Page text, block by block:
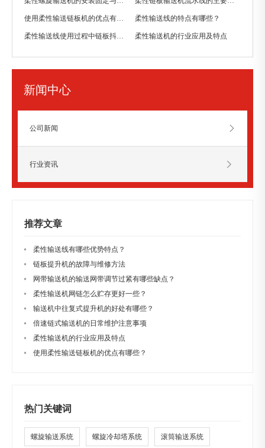
使用柔性输送链板机的优点有哪些？ 柔性输送线的特点有哪些？
柔性输送线使用过程中链板抖动是怎么原因？ 柔性输送机的行业应用及特点
新闻中心
公司新闻
行业资讯
推荐文章
柔性输送线有哪些优势特点？
链板提升机的故障与维修方法
网带输送机的输送网带调节过紧有哪些缺点？
柔性输送机网链怎么贮存更好一些？
输送机中往复式提升机的好处有哪些？
倍速链式输送机的日常维护注意事项
柔性输送机的行业应用及特点
使用柔性输送链板机的优点有哪些？
热门关键词
螺旋输送系统 螺旋冷却塔系统 滚筒输送系统